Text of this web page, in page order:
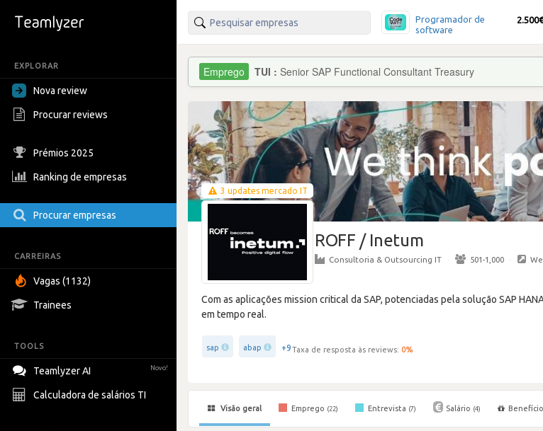
EXPLORAR
Nova review
Procurar reviews
Prémios 2025
Ranking de empresas
Procurar empresas
CARREIRAS
Vagas (1132)
Trainees
TOOLS
Teamlyzer AI Novo!
Calculadora de salários TI
Programador de
software
2.500€
TUI : Senior SAP Functional Consultant Treasury
3 updates mercado IT
ROFF / Inetum
Consultoria & Outsourcing IT · 501-1,000 ·
Com as aplicações mission critical da SAP, potenciadas pela solução SAP
em tempo real.
sap abap +9Taxa de resposta às reviews: 0%
Visão geral Emprego (22) Entrevista (7) Salário (4)